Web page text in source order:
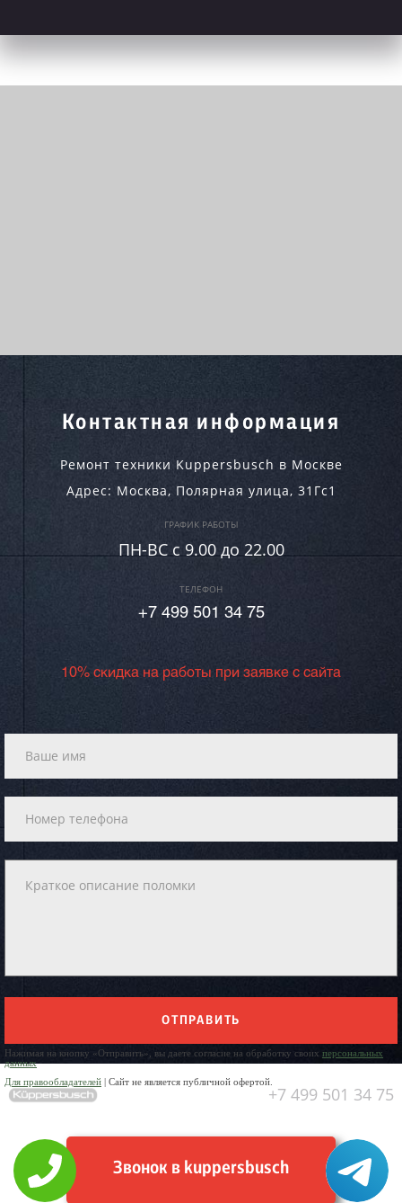
Контактная информация
Ремонт техники Kuppersbusch в Москве
Адрес: Москва, Полярная улица, 31Гс1
ГРАФИК РАБОТЫ
ПН-ВC c 9.00 до 22.00
ТЕЛЕФОН
+7 499 501 34 75
10% скидка на работы при заявке с сайта
ОТПРАВИТЬ
Нажимая на кнопку «Отправить», вы даете согласие на обработку своих персональных
данных
Для правообладателей | Сайт не является публичной офертой.
+7 499 501 34 75
Звонок в kuppersbusch